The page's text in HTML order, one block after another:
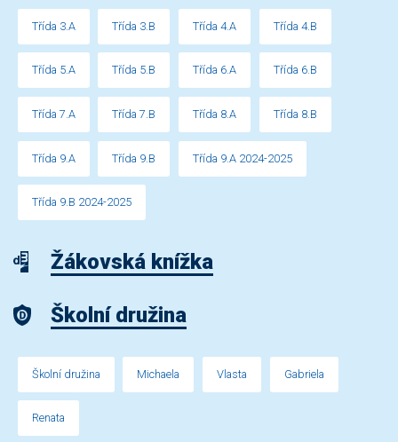
Třída 3.A Třída 3.B Třída 4.A Třída 4.B
Třída 5.A Třída 5.B Třída 6.A Třída 6.B
Třída 7.A Třída 7.B Třída 8.A Třída 8.B
Třída 9.A Třída 9.B Třída 9.A 2024-2025
Třída 9.B 2024-2025
Žákovská knížka
Školní družina
Školní družina Michaela Vlasta Gabriela
Renata